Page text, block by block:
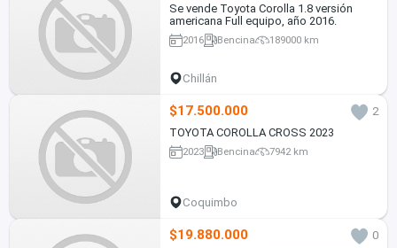
Se vende Toyota Corolla 1.8 versión
americana Full equipo, año 2016.
2016 Bencina 189000 km
Chillán
$17.500.000
2
TOYOTA COROLLA CROSS 2023
2023 Bencina 7942 km
Coquimbo
$19.880.000
0